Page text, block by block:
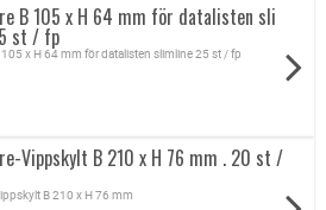
B 105 x H 64 mm för datalisten sli
st / fp
105 x H 64 mm för datalisten slimline 25 st / fp
Vippskylt B 210 x H 76 mm . 20 st /
B 210 x H 76 mm